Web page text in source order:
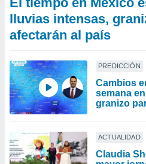
lluvias intensas,
afectarán al país
PREDICCIÓN
Cambios
semana
granizo
ACTUALIDAD
Claudia